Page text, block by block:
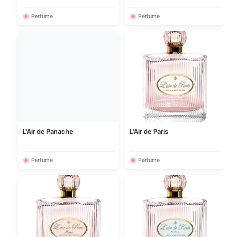
🌸 Perfume 🌸 Perfume
L'Air de Panache
🌸 Perfume
L'Air de Paris
🌸 Perfume